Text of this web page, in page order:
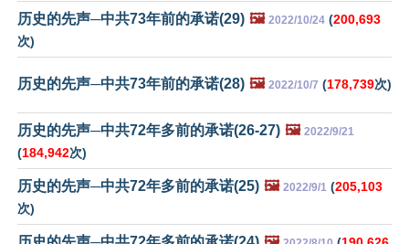
历史的先声─中共73年前的承诺(29) 🖼️ 2022/10/24 (200,693
次)
历史的先声─中共73年前的承诺(28) 🖼️ 2022/10/7 (178,739次)
历史的先声─中共72年多前的承诺(26-27) 🖼️ 2022/9/21
(184,942次)
历史的先声─中共72年多前的承诺(25) 🖼️ 2022/9/1 (205,103
次)